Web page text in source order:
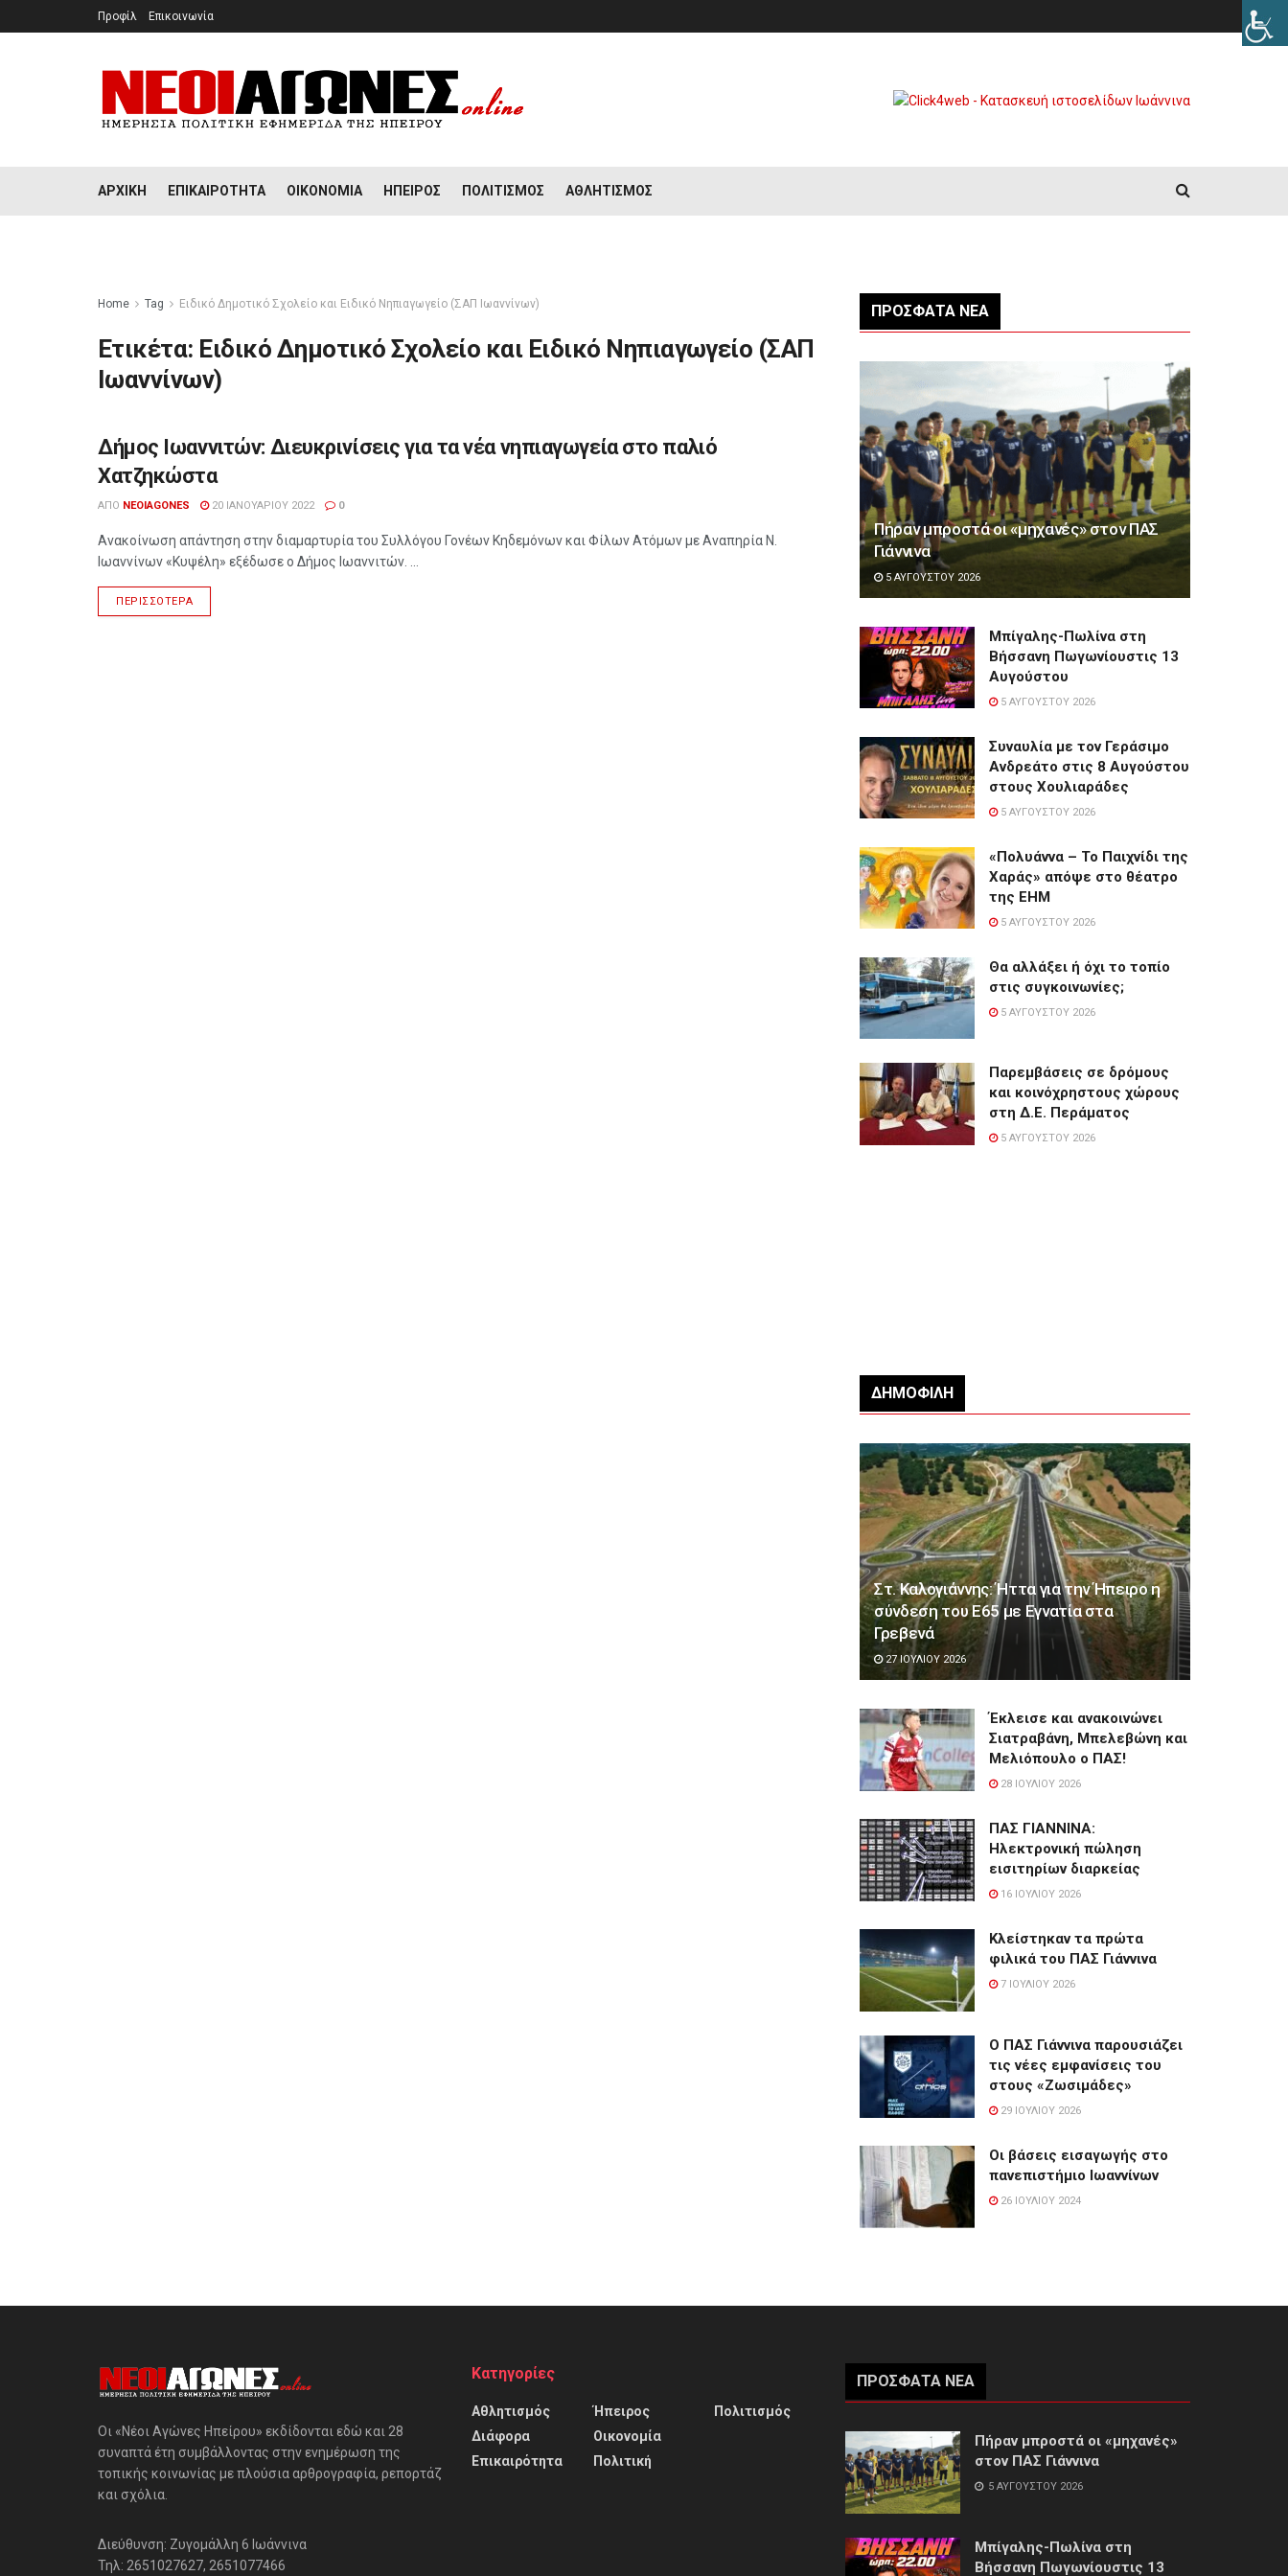
Προφίλ Επικοινωνία
ΑΡΧΙΚΉ ΕΠΙΚΑΙΡΌΤΗΤΑ ΟΙΚΟΝΟΜΊΑ ΉΠΕΙΡΟΣ ΠΟΛΙΤΙΣΜΌΣ ΑΘΛΗΤΙΣΜΌΣ
Home Tag Ειδικό Δημοτικό Σχολείο και Ειδικό Νηπιαγωγείο (ΣΑΠ Ιωαννίνων)
Ετικέτα: Ειδικό Δημοτικό Σχολείο και Ειδικό Νηπιαγωγείο (ΣΑΠ
Ιωαννίνων)
ΉΠΕΙΡΟΣ
Δήμος Ιωαννιτών: Διευκρινίσεις για τα νέα νηπιαγωγεία στο παλιό
Χατζηκώστα
ΑΠΌ NEOIAGONES 20 ΙΑΝΟΥΑΡΊΟΥ 2022 0
Ανακοίνωση απάντηση στην διαμαρτυρία του Συλλόγου Γονέων Κηδεμόνων και Φίλων Ατόμων με Αναπηρία Ν.
Ιωαννίνων «Κυψέλη» εξέδωσε ο Δήμος Ιωαννιτών. ...
ΠΕΡΙΣΣΌΤΕΡΑ
ΠΡΌΣΦΑΤΑ ΝΈΑ
Πήραν μπροστά οι «μηχανές» στον ΠΑΣ
Γιάννινα
5 ΑΥΓΟΎΣΤΟΥ 2026
Μπίγαλης-Πωλίνα στη
Βήσσανη Πωγωνίουστις 13
Αυγούστου
5 ΑΥΓΟΎΣΤΟΥ 2026
Συναυλία με τον Γεράσιμο
Ανδρεάτο στις 8 Αυγούστου
στους Χουλιαράδες
5 ΑΥΓΟΎΣΤΟΥ 2026
«Πολυάννα – Το Παιχνίδι της
Χαράς» απόψε στο θέατρο
της ΕΗΜ
5 ΑΥΓΟΎΣΤΟΥ 2026
Θα αλλάξει ή όχι το τοπίο
στις συγκοινωνίες;
5 ΑΥΓΟΎΣΤΟΥ 2026
Παρεμβάσεις σε δρόμους
και κοινόχρηστους χώρους
στη Δ.Ε. Περάματος
5 ΑΥΓΟΎΣΤΟΥ 2026
ΔΗΜΟΦΙΛΉ
Στ. Καλογιάννης: Ήττα για την Ήπειρο η
σύνδεση του Ε65 με Εγνατία στα
Γρεβενά
27 ΙΟΥΛΊΟΥ 2026
Έκλεισε και ανακοινώνει
Σιατραβάνη, Μπελεβώνη και
Μελιόπουλο ο ΠΑΣ!
28 ΙΟΥΛΊΟΥ 2026
ΠΑΣ ΓΙΑΝΝΙΝΑ:
Hλεκτρονική πώληση
εισιτηρίων διαρκείας
16 ΙΟΥΛΊΟΥ 2026
Κλείστηκαν τα πρώτα
φιλικά του ΠΑΣ Γιάννινα
7 ΙΟΥΛΊΟΥ 2026
Ο ΠΑΣ Γιάννινα παρουσιάζει
τις νέες εμφανίσεις του
στους «Ζωσιμάδες»
29 ΙΟΥΛΊΟΥ 2026
Οι βάσεις εισαγωγής στο
πανεπιστήμιο Ιωαννίνων
26 ΙΟΥΛΊΟΥ 2024
Οι «Νέοι Αγώνες Ηπείρου» εκδίδονται εδώ και 28
συναπτά έτη συμβάλλοντας στην ενημέρωση της
τοπικής κοινωνίας με πλούσια αρθρογραφία, ρεπορτάζ
και σχόλια.
Διεύθυνση: Ζυγομάλλη 6 Ιωάννινα
Τηλ: 2651027627, 2651077466
Κατηγορίες
Αθλητισμός
Διάφορα
Επικαιρότητα
Ήπειρος
Οικονομία
Πολιτική
Πολιτισμός
ΠΡΌΣΦΑΤΑ ΝΈΑ
Πήραν μπροστά οι «μηχανές»
στον ΠΑΣ Γιάννινα
5 ΑΥΓΟΎΣΤΟΥ 2026
Μπίγαλης-Πωλίνα στη
Βήσσανη Πωγωνίουστις 13